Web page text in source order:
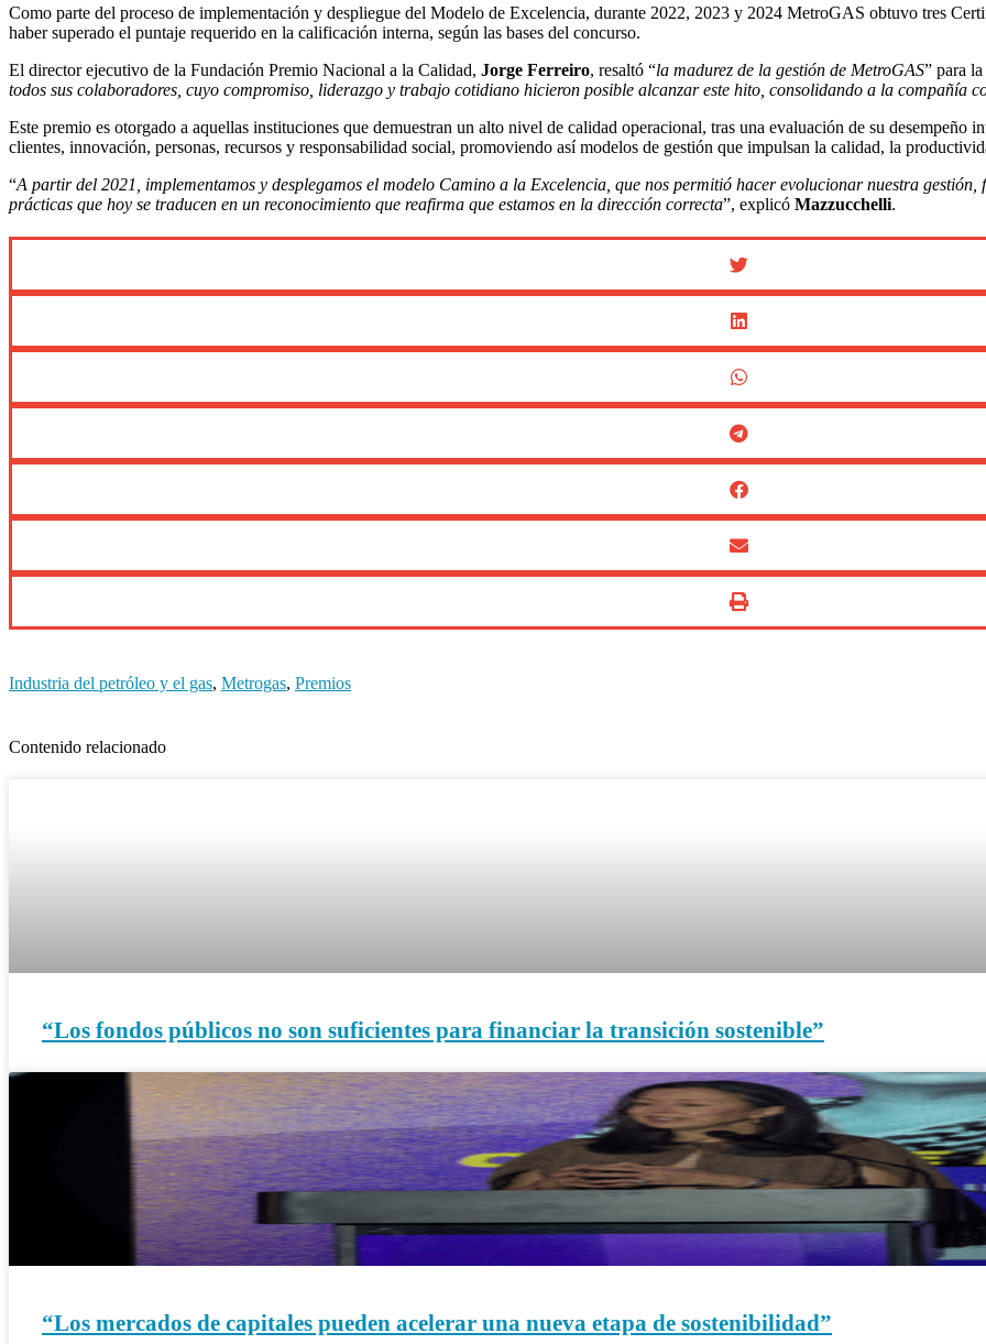
Como parte del proceso de implementación y despliegue del Modelo de Excelencia, durante 2022, 2023 y 2024 MetroGAS obtuvo tres
haber superado el puntaje requerido en la calificación interna, según las bases del concurso.
El director ejecutivo de la Fundación Premio Nacional a la Calidad, Jorge Ferreiro, resaltó “la madurez de la gestión de MetroGAS” para
todos sus colaboradores, cuyo compromiso, liderazgo y trabajo cotidiano hicieron posible alcanzar este hito, consolidando a la compañía
Este premio es otorgado a aquellas instituciones que demuestran un alto nivel de calidad operacional, tras una evaluación de su desempeño
clientes, innovación, personas, recursos y responsabilidad social, promoviendo así modelos de gestión que impulsan la calidad, la
“A partir del 2021, implementamos y desplegamos el modelo Camino a la Excelencia, que nos permitió hacer evolucionar nuestra
prácticas que hoy se traducen en un reconocimiento que reafirma que estamos en la dirección correcta”, explicó Mazzucchelli.
Industria del petróleo y el gas, Metrogas, Premios
Contenido relacionado
“Los fondos públicos no son suficientes para financiar la transición sostenible”
“Los mercados de capitales pueden acelerar una nueva etapa de sostenibilidad”